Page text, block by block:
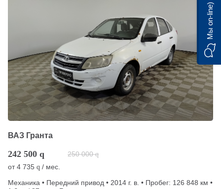
ВАЗ Гранта
242 500 q 250 000 q
от4 735 q / мес.
Механика • Передний привод • 2014 г. в. • Пробег: 126 848 км •
Мы on-line)